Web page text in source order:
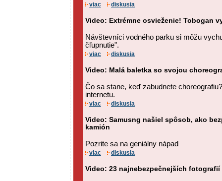
viac diskusia
Video: Extrémne osvieženie! Tobogan
Návštevníci vodného parku si môžu
čľupnutie".
viac diskusia
Video: Malá baletka so svojou
Čo sa stane, keď zabudnete
internetu.
viac diskusia
Video: Samusng našiel spôsob, ako
kamión
Pozrite sa na geniálny nápad
viac diskusia
Video: 23 najnebezpečnejších